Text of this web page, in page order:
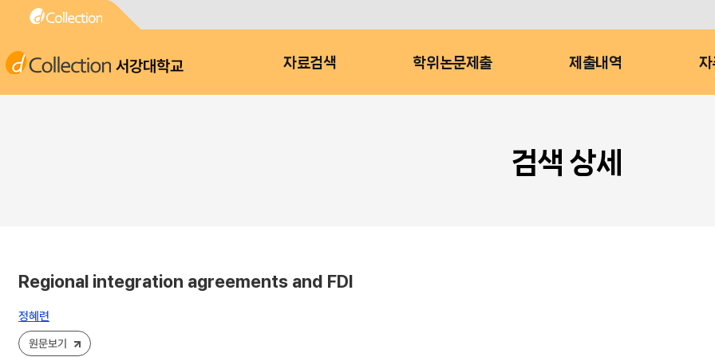
서강대학교 자료검색 학위논문제출 제출내역 자
검색 상세
Regional integration agreements and FDI
정혜련
원문보기